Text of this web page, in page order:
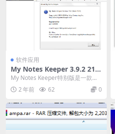
软件应用
My Notes Keeper 3.9.2 211
3中文注册版-做笔记工具-笔记
本
My Notes Keeper特别版是一款功
能强大、简单易用的树状标签结构
个人信...
2 年前 62 0